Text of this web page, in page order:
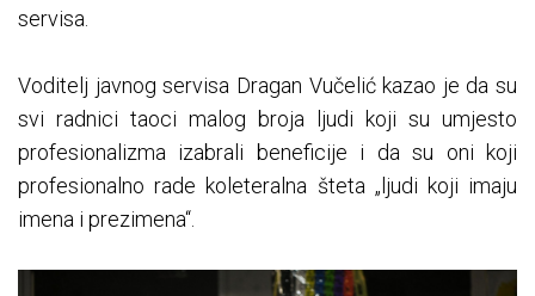
servisa.
Voditelj javnog servisa Dragan Vučelić kazao je da su
svi radnici taoci malog broja ljudi koji su umjesto
profesionalizma izabrali beneficije i da su oni koji
profesionalno rade koleteralna šteta „ljudi koji imaju
imena i prezimena“.